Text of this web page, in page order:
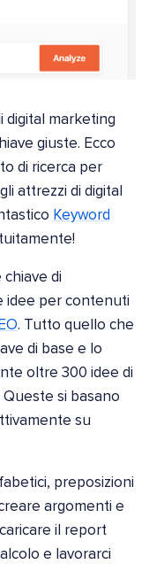
digital marketing
giuste. Ecco
di ricerca per
attrezzi di digital
Keyword
di
idee per contenuti
. Tutto quello che
di base e lo
oltre 300 idee di
si basano
su
preposizioni
argomenti e
il report
e lavorarci